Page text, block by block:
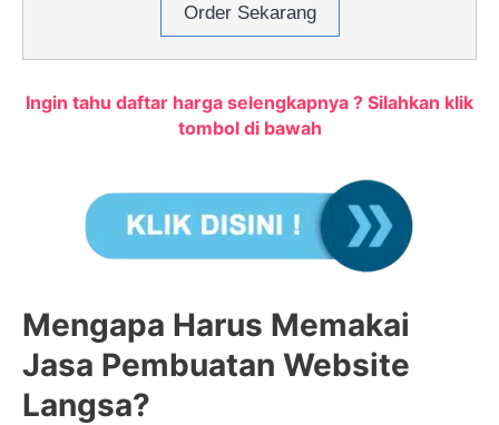
Order Sekarang
Ingin tahu daftar harga selengkapnya ? Silahkan klik
tombol di bawah
Mengapa Harus Memakai
Jasa Pembuatan Website
Langsa?